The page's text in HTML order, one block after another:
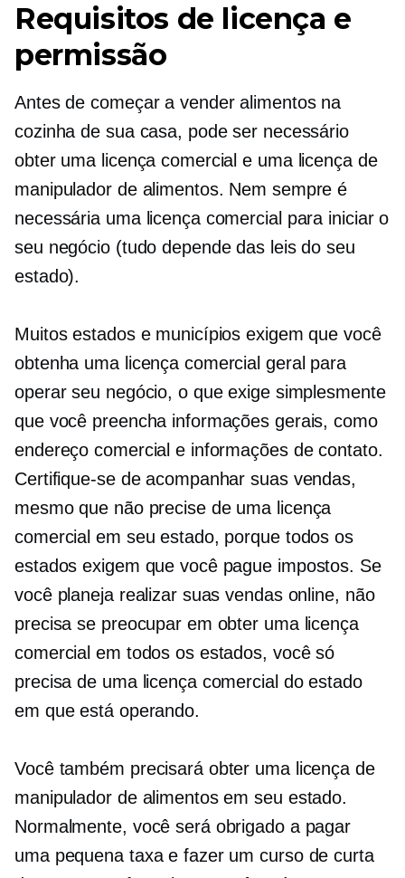
Requisitos de licença e
permissão
Antes de começar a vender alimentos na
cozinha de sua casa, pode ser necessário
obter uma licença comercial e uma licença de
manipulador de alimentos. Nem sempre é
necessária uma licença comercial para iniciar o
seu negócio (tudo depende das leis do seu
estado).
Muitos estados e municípios exigem que você
obtenha uma licença comercial geral para
operar seu negócio, o que exige simplesmente
que você preencha informações gerais, como
endereço comercial e informações de contato.
Certifique-se de acompanhar suas vendas,
mesmo que não precise de uma licença
comercial em seu estado, porque todos os
estados exigem que você pague impostos. Se
você planeja realizar suas vendas online, não
precisa se preocupar em obter uma licença
comercial em todos os estados, você só
precisa de uma licença comercial do estado
em que está operando.
Você também precisará obter uma licença de
manipulador de alimentos em seu estado.
Normalmente, você será obrigado a pagar
uma pequena taxa e fazer um curso de curta